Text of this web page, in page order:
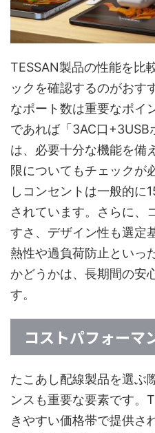
TESSAN製品の性能を比
ックを確認するのがおす
なポート数は重要なポイ
であれば「3AC口+3USB
は、必要十分な機能を備
限についてもチェックが
しコンセントは一般的に
されています。さらに、
すさ、デザイン性も選定
熱性や過負荷防止といっ
かどうかは、長期間の安
す。
コストパフォーマ
たこあし配線製品を選ぶ
ンスも重要な要素です。
きやすい価格帯で提供さ